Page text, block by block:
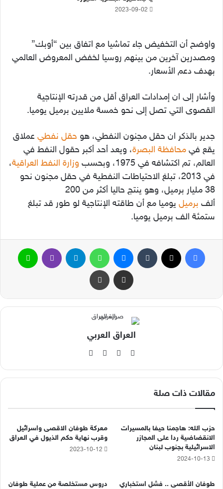
2023-09-02
واوضح أن التخفيض جاء تماشيا مع اتفاق بين “أوبك”
ومصدرين آخرين من بينهم روسيا لخفض المعروض العالمي
بهدف دعم الأسعار.
وأشار إلى ان إمدادات العراق أقل من قدرته الإنتاجية
القصوى التي تصل إلى نحو خمسة ملايين برميل يوميا.
جدير بالذكر ان حقل مجنون النفطي، هو حقل نفطي عملاق
يقع في محافظة البصرة، ويعد أحد أكبر حقول النفط في
العالم، تم اكتشافه في 1975، وبحسب
وزارة النفط العراقية،
في 2013، تبلغ الاحتياطات النفطية في حقل مجنون نحو
38 مليار برميل، وهو ينتج حاليا أكثر من 200
ألف برميل يوميا مع أن طاقته الإنتاجية لو طور قد تبلغ
ستمئة الف برميل يوميا.
فيسبوك ماسنجر واتساب تيلقرام ڤايبر
مشاركة عبر البريد طباعة
العراق العربي
فيسبوك
‫X
‫YouTube
مقالات ذات صلة
حزب الله: هاجمنا حيفا بالمسيرات
الانقضاضية ردا على المجازر
الاسرائيلية بجنوب لبنان
2024-10-13
معركة طوفان الاقصى واسرائيل
وقرب نهاية حكم الذيول في العراق
2023-10-12
طوفان الأقصى .. فشل استخباري
دروس مستخلصة من عملية طوفان